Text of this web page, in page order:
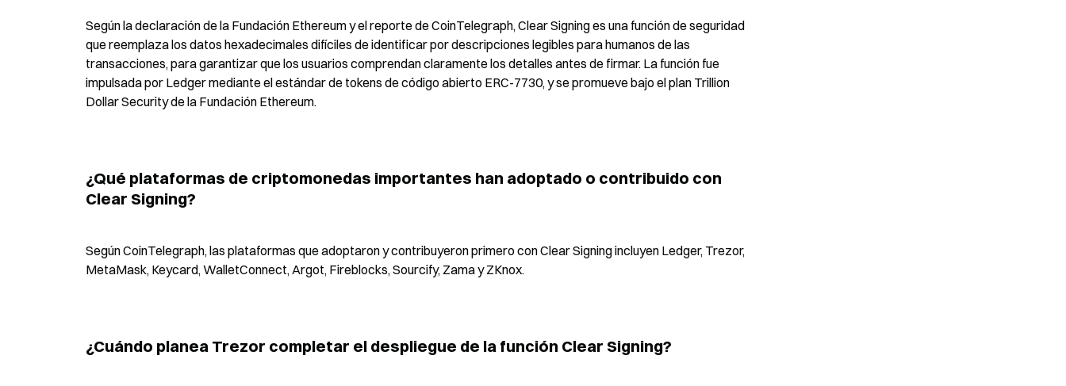
Según la declaración de la Fundación Ethereum y el reporte de CoinTelegraph, Clear Signing es una función de seguridad
que reemplaza los datos hexadecimales difíciles de identificar por descripciones legibles para humanos de las
transacciones, para garantizar que los usuarios comprendan claramente los detalles antes de firmar. La función fue
impulsada por Ledger mediante el estándar de tokens de código abierto ERC-7730, y se promueve bajo el plan Trillion
Dollar Security de la Fundación Ethereum.
¿Qué plataformas de criptomonedas importantes han adoptado o contribuido con
Clear Signing?
Según CoinTelegraph, las plataformas que adoptaron y contribuyeron primero con Clear Signing incluyen Ledger, Trezor,
MetaMask, Keycard, WalletConnect, Argot, Fireblocks, Sourcify, Zama y ZKnox.
¿Cuándo planea Trezor completar el despliegue de la función Clear Signing?